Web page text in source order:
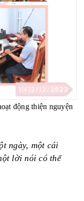
động thiện nguyện
ngày, một cái
lời nói có thể